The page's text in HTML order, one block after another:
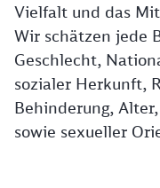
Vielfalt und das
Wir schätzen jede
Geschlecht,
sozialer Herkunft,
Behinderung,
sowie sexueller